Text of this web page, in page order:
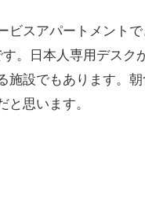
スアパートメント
。日本人専用デスク
施設でもあります。
思います。